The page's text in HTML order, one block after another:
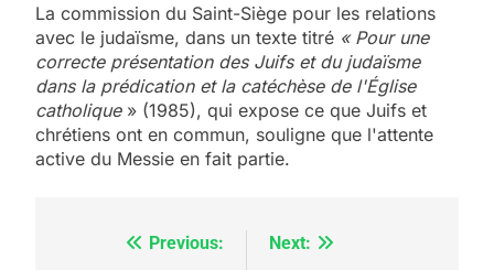
La commission du Saint-Siège pour les relations
avec le judaïsme, dans un texte titré « Pour une
correcte présentation des Juifs et du judaïsme
dans la prédication et la catéchèse de l'Église
catholique » (1985), qui expose ce que Juifs et
chrétiens ont en commun, souligne que l'attente
active du Messie en fait partie.
NavigationPrevious:
Next: